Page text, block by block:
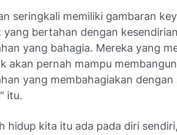
seringkali memiliki gambaran
yang bertahan dengan
yang bahagia. Mereka yang
akan pernah mampu
yang membahagiakan dengan
itu.
hidup kita itu ada pada diri